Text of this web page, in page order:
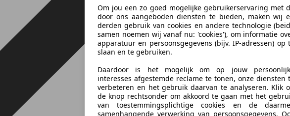
Om jou een zo goed mogelijke gebruikerservaring met
door ons aangeboden diensten te bieden, maken wij
derden gebruik van cookies en andere technologie
samen noemen wij vanaf nu: 'cookies'), om informatie
apparatuur en persoonsgegevens (bijv. IP-adressen) op
slaan en te gebruiken.
Daardoor is het mogelijk om op jouw
interesses afgestemde reclame te tonen, onze diensten
verbeteren en het gebruik daarvan te analyseren. Klik
de knop rechtsonder om akkoord te gaan met het
van toestemmingsplichtige cookies en de
samenhangende verwerking van persoonsgegevens.